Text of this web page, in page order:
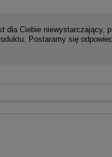
dla Ciebie niewystarczający,
Postaramy się